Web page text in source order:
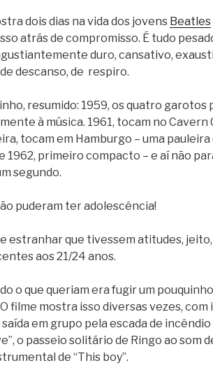
dois dias na vida dos jovens Beatles
atrás de compromisso. É tudo
duro, cansativo,
descanso, de respiro.
resumido: 1959, os quatro garotos
à música. 1961, tocam no Cavern
tocam em Hamburgo – uma pauleira
1962, primeiro compacto – e aí não
segundo.
puderam ter adolescência!
estranhar que tivessem atitudes,
aos 21/24 anos.
o que queriam era fugir um
filme mostra isso diversas vezes, com
em grupo pela escada de incêndio
o passeio solitário de Ringo ao som
de “This boy”.